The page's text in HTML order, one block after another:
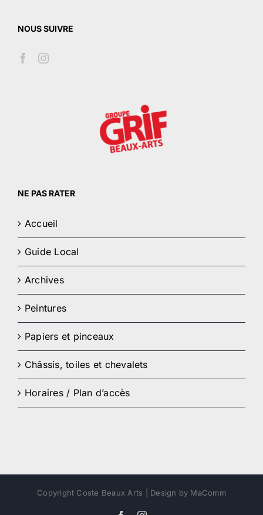
NOUS SUIVRE
NE PAS RATER
Accueil
Guide Local
Archives
Peintures
Papiers et pinceaux
Châssis, toiles et chevalets
Horaires / Plan d’accès
Copyright Coste Beaux Arts | Design by MaComm